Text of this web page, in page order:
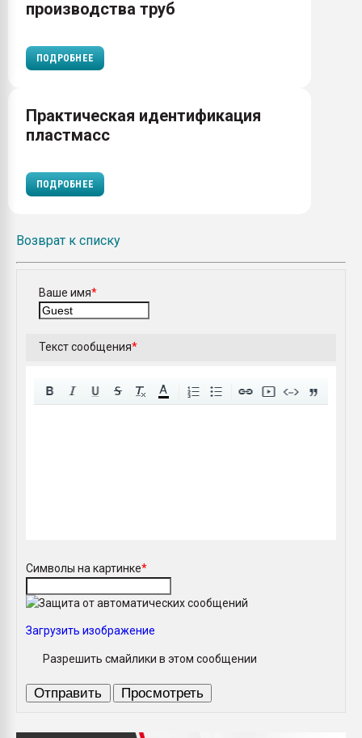
производства труб
ПОДРОБНЕЕ
Практическая идентификация
пластмасс
ПОДРОБНЕЕ
Возврат к списку
Ваше имя*
Текст сообщения*
A
Символы на картинке*
Загрузить изображение
Разрешить смайлики в этом сообщении